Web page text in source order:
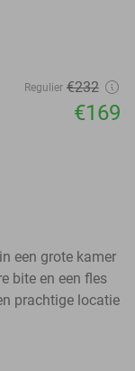
Regulier €232
€169
een grote kamer
bite en een fles
prachtige locatie